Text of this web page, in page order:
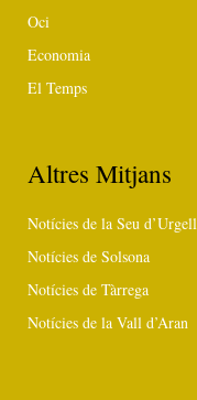
Oci
Economia
El Temps
Altres Mitjans
Notícies de la Seu d’Urgell
Notícies de Solsona
Notícies de Tàrrega
Notícies de la Vall d’Aran